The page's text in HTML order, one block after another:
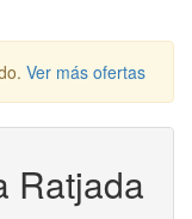
Ver más ofertas
Ratjada